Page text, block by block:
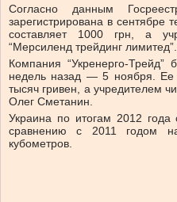
Согласно данным
зарегистрирована в сентябре
составляет 1000 грн, а
“Мерсиленд трейдинг лимитед”.
Компания “Укренерго-Трейд”
недель назад — 5 ноября. Ее
тысяч гривен, а учредителем
Олег Сметанин.
Украина по итогам 2012 года
сравнению с 2011 годом
кубометров.